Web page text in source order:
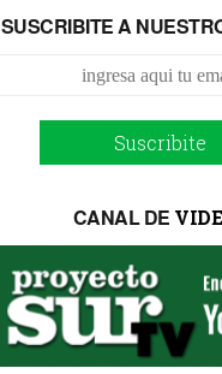
SUSCRIBITE A
Suscribite
CANAL DE